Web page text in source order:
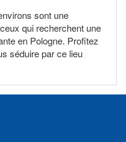
sont une
qui recherchent une
en Pologne. Profitez
séduire par ce lieu